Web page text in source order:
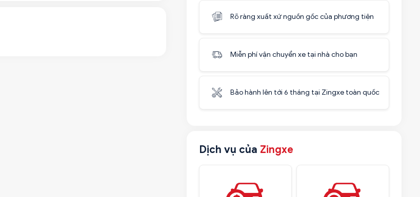
Rõ ràng xuất xứ nguồn gốc của phương tiện
Miễn phí vận chuyển xe tại nhà cho bạn
Bảo hành lên tới 6 tháng tại Zingxe toàn quốc
Dịch vụ của Zingxe